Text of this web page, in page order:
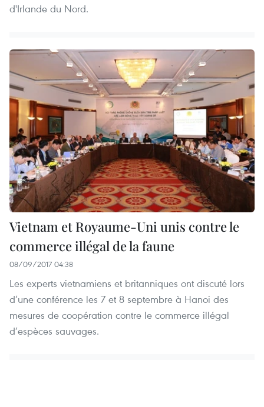
d'Irlande du Nord.
Vietnam et Royaume-Uni unis contre le
commerce illégal de la faune
08/09/2017 04:38
Les experts vietnamiens et britanniques ont discuté lors
d’une conférence les 7 et 8 septembre à Hanoi des
mesures de coopération contre le commerce illégal
d’espèces sauvages.